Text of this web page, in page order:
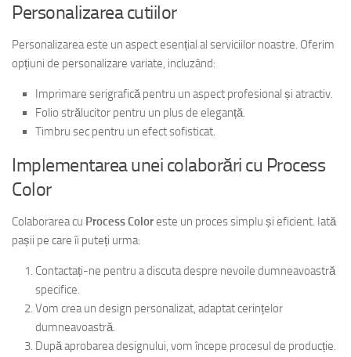
Personalizarea cutiilor
Personalizarea este un aspect esențial al serviciilor noastre. Oferim
opțiuni de personalizare variate, incluzând:
Imprimare serigrafică pentru un aspect profesional și atractiv.
Folio strălucitor pentru un plus de eleganță.
Timbru sec pentru un efect sofisticat.
Implementarea unei colaborări cu Process
Color
Colaborarea cu Process Coloreste un proces simplu și eficient. Iată
pașii pe care îi puteți urma:
Contactați-ne pentru a discuta despre nevoile dumneavoastră
specifice.
Vom crea un design personalizat, adaptat cerințelor
dumneavoastră.
După aprobarea designului, vom începe procesul de producție.